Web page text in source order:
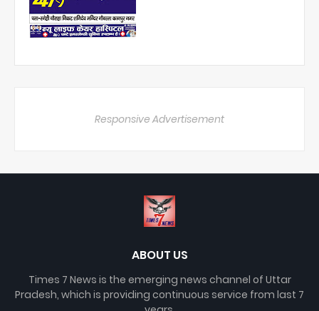
Responsive Advertisement
ABOUT US
Times 7 News is the emerging news channel of Uttar
Pradesh, which is providing continuous service from last 7